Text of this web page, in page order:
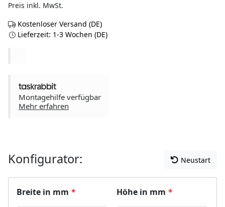
Preis inkl. MwSt.
Kostenloser Versand (DE)
Lieferzeit: 1-3 Wochen (DE)
Montagehilfe verfügbar
Mehr erfahren
Konfigurator: Neustart
Breite in mm * Höhe in mm *